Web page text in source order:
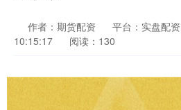
作者：期货配资 平台：实盘配
10:15:17
阅读：130